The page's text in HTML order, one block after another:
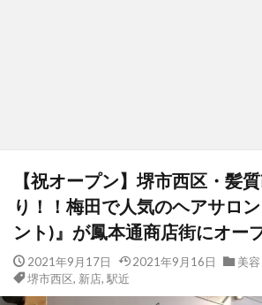
【祝オープン】堺市西区・髪
り！！梅田で人気のヘアサロ
ント)』が鳳本通商店街にオー
2021年9月17日 2021年9月16日
美
堺市西区, 新店, 駅近